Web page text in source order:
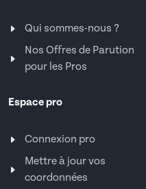
Qui sommes-nous ?
Nos Offres de Parution
pour les Pros
Espace pro
Connexion pro
Mettre à jour vos
coordonnées